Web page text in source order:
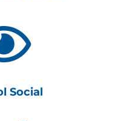
Social